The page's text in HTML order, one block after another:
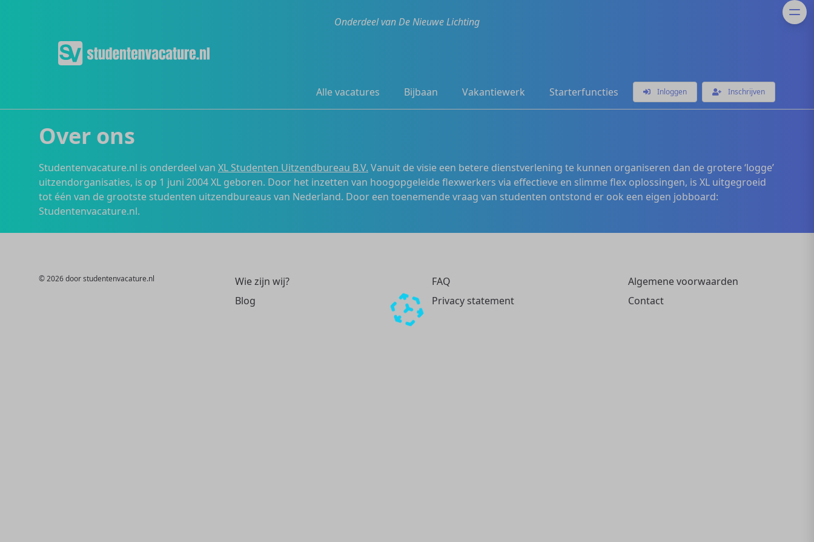
Onderdeel van De Nieuwe Lichting
Alle vacatures Bijbaan Vakantiewerk Starterfuncties Inloggen Inschrijven
Over ons
Studentenvacature.nl is onderdeel van XL Studenten Uitzendbureau B.V. Vanuit de visie een betere dienstverlening te kunnen organiseren dan de grotere ‘logge’
uitzendorganisaties, is op 1 juni 2004 XL geboren. Door het inzetten van hoogopgeleide flexwerkers via effectieve en slimme flex oplossingen, is XL uitgegroeid
tot één van de grootste studenten uitzendbureaus van Nederland. Door een toenemende vraag van studenten ontstond er ook een eigen jobboard:
Studentenvacature.nl.
© 2026 door studentenvacature.nl
Wie zijn wij?
Blog
FAQ
Privacy statement
Algemene voorwaarden
Contact